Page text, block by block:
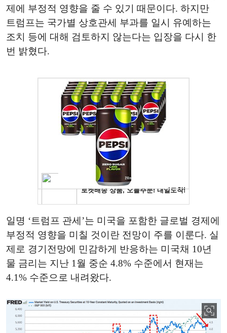
제에 부정적 영향을 줄 수 있기 때문이다. 하지만
트럼프는 국가별 상호관세 부과를 일시 유예하는
조치 등에 대해 검토하지 않는다는 입장을 다시 한
번 밝혔다.
일명 ‘트럼프 관세’는 미국을 포함한 글로벌 경제에
부정적 영향을 미칠 것이란 전망이 주를 이룬다. 실
제로 경기전망에 민감하게 반응하는 미국채 10년
물 금리는 지난 1월 중순 4.8% 수준에서 현재는
4.1% 수준으로 내려왔다.